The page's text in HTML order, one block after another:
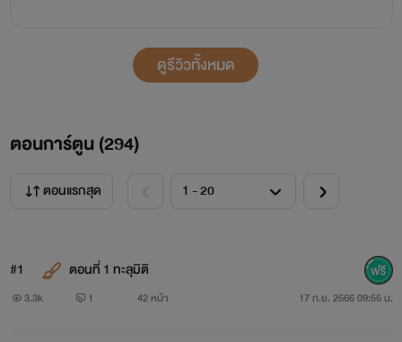
ดูรีวิวทั้งหมด
ตอนการ์ตูน (294)
ตอนแรกสุด
#1 ตอนที่ 1 ทะลุมิติ
3.3k 1 42 หน้า 17 ก.ย. 2566 09:55 น.